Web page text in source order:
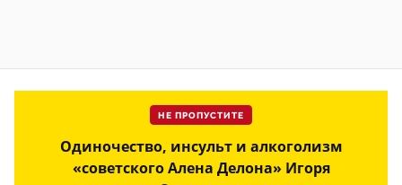
НЕ ПРОПУСТИТЕ
Одиночество, инсульт и алкоголизм
«советского Алена Делона» Игоря